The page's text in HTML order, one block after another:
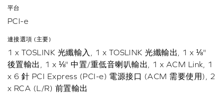
平台
PCI-e
連接選項 (主要)
1 x TOSLINK 光纖輸入, 1 x TOSLINK 光纖輸出, 1 x ⅛"
後置輸出, 1 x ⅛" 中置/重低音喇叭輸出, 1 x ACM Link, 1
x 6 針 PCI Express (PCI-e) 電源接口 (ACM 需要使用), 2
x RCA (L/R) 前置輸出